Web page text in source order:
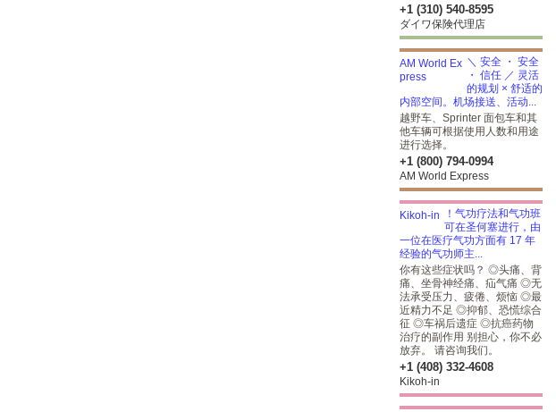
+1 (310) 540-8595
ダイワ保険代理店
＼ 安全 ・ 安全
・ 信任 ／ 灵活
的规划 × 舒适的
内部空间。机场接送、活动...
越野车、Sprinter 面包车和其
他车辆可根据使用人数和用途
进行选择。
+1 (800) 794-0994
AM World Express
！气功疗法和气功班
可在圣何塞进行，由
一位在医疗气功方面有 17 年
经验的气功师主...
你有这些症状吗？ ◎头痛、背
痛、坐骨神经痛、疝气痛 ◎无
法承受压力、疲倦、烦恼 ◎最
近精力不足 ◎抑郁、恐慌综合
征 ◎车祸后遗症 ◎抗癌药物
治疗的副作用 别担心，你不必
放弃。 请咨询我们。
+1 (408) 332-4608
Kikoh-in